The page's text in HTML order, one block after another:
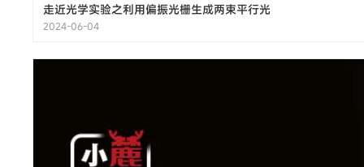
走近光学实验之利用偏振光栅生成两束平行光
2024-06-04